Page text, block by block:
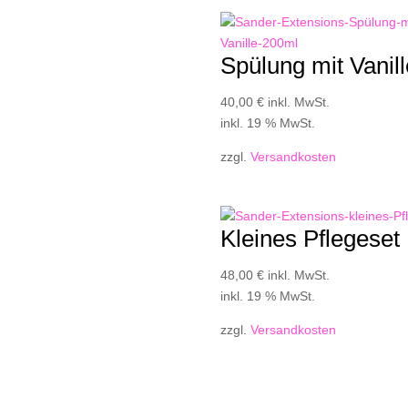
Spülung mit
40,00 € inkl. MwSt.
inkl. 19 % MwSt.
zzgl. Versandkosten
Kleines Pflegeset
48,00 € inkl. MwSt.
inkl. 19 % MwSt.
zzgl. Versandkosten